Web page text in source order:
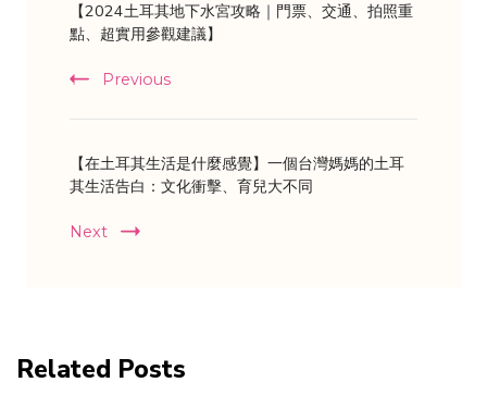
【2024土耳其地下水宮攻略｜門票、交通、拍照重
點、超實用參觀建議】
Previous
【在土耳其生活是什麼感覺】一個台灣媽媽的土耳
其生活告白：文化衝擊、育兒大不同
Next
Related Posts